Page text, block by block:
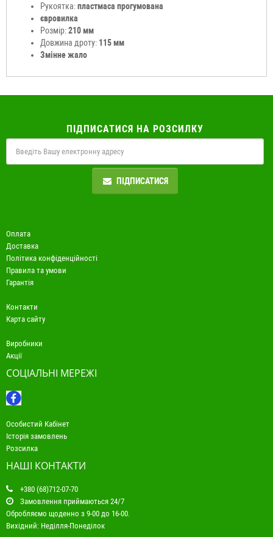
Рукоятка:пластмаса прогумована
євровилка
Розмір:210 мм
Довжина дроту: 115 мм
Змінне жало
ПІДПИСАТИСЯ НА РОЗСИЛКУ
ПІДПИСАТИСЯ
Оплата
Доставка
Політика конфіденційності
Правила та умови
Гарантія
Контакти
Карта сайту
Виробники
Акції
СОЦІАЛЬНІ МЕРЕЖІ
Особистий Кабінет
Історія замовлень
Розсилка
НАШІ КОНТАКТИ
+380 (68)712-07-70
Замовлення приймаються 24/7
Обробляємо щоденно з 9-00 до 16-00.
Вихідний: Неділля-Понеділок